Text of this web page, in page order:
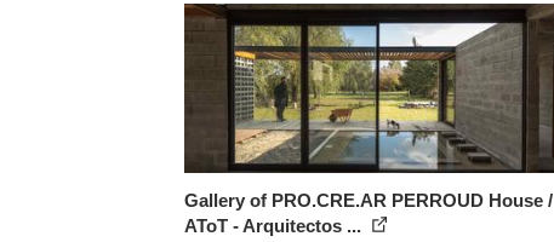
Gallery of PRO.CRE.AR PERROUD House /
AToT - Arquitectos ...